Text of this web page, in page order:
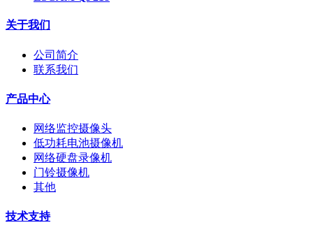
关于我们
公司简介
联系我们
产品中心
网络监控摄像头
低功耗电池摄像机
网络硬盘录像机
门铃摄像机
其他
技术支持